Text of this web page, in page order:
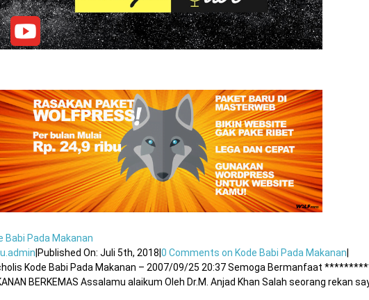
Babi Pada Makanan
Published On: Juli 5th, 2018 |0 Comments on Kode Babi Pada Makanan
Kode Babi Pada Makanan – 2007/09/25 20:37 Semoga Bermanfaat
BERKEMAS Assalamu alaikum Oleh Dr.M. Anjad Khan Salah seorang rekan